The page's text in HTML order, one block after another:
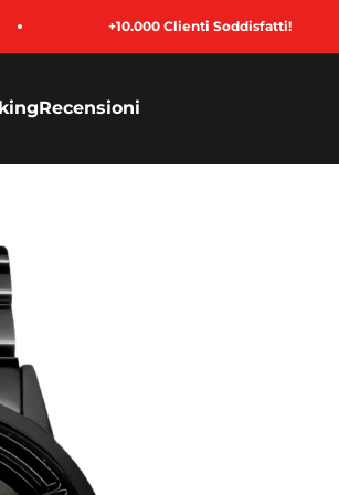
+10.000 Clienti Soddisfatti!
Recensioni